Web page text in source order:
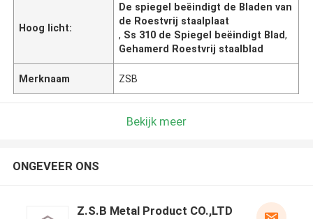
Hoog licht:
De spiegel beëindigt de Bladen van
de Roestvrij staalplaat
, Ss 310 de Spiegel beëindigt Blad,
Gehamerd Roestvrij staalblad
Merknaam ZSB
Bekijk meer
ONGEVEER ONS
Z.S.B Metal Product CO.,LTD